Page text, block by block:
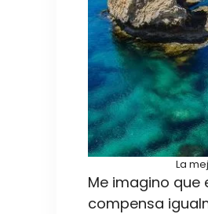
La
Me imagino
compensa